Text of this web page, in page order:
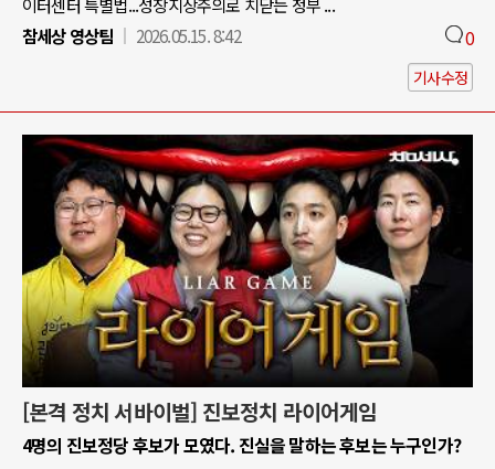
참세상 영상팀
2026.05.15. 8:42 0
기사수정
[본격 정치 서바이벌] 진보정치 라이어게임
4명의 진보정당 후보가 모였다. 진실을 말하는 후보는 누구인가?